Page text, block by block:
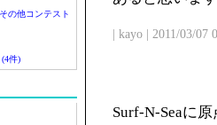
の他コンテスト
件)
| kayo | 2011/03/07
Surf-N-Seaに